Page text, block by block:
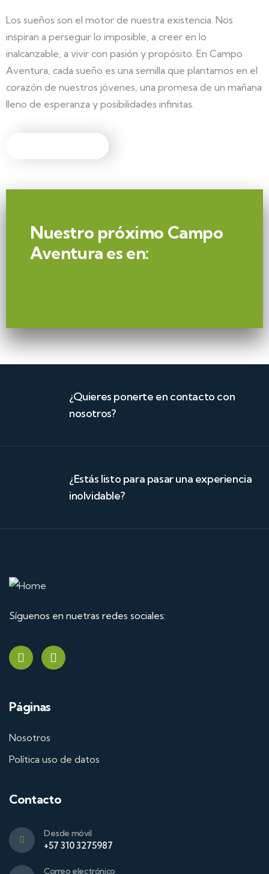
Los sueños son el motor de nuestra existencia. Nos
inspiran a perseguir lo imposible, a creer en lo
inalcanzable, a vivir con pasión y propósito. En Campo
Aventura, cada sueño es una semilla que plantamos en el
corazón de nuestros jóvenes, una promesa de un mañana
lleno de esperanza y posibilidades infinitas.
Nuestro próximo Campo
Aventura es en:
¿Quieres ponerte en contacto con
nosotros?
¿Estás listo para pasar una experiencia
inolvidable?
Síguenos en nuetras redes sociales:
Páginas
Nosotros
Política uso de datos
Contacto
Desde móvil
+57 310 3275987
Correo electrónico